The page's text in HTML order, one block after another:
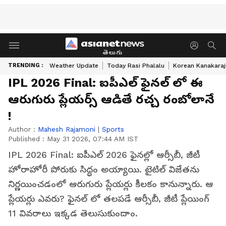
తెలుగు
TRENDING : Weather Update Today Rasi Phalalu Korean
IPL 2026 Final: ఐపీఎల్ ఫైనల్ లో ఈ
ఆరుగురు ప్లేయర్స్ ఆడితే రచ్చ రంబోలానే
!
Author : Mahesh Rajamoni | Sports
Published : May 31 2026, 07:44 AM IST
IPL 2026 Final: ఐపీఎల్ 2026 ఫైనల్లో ఆర్సీబీ, జీటీ
హోరాహోరీ పోరుకు సిద్ధం అయ్యాయి. టైటిల్ విజేతను
నిర్ణయించడంలో ఆరుగురు ప్లేయర్లు కీలకం కానున్నారు. ఆ
ప్లేయర్లు ఎవరు? ఫైనల్ లో తలపడే ఆర్సీబీ, జీటీ ప్లేయింగ్
11 వివరాలు ఇక్కడ తెలుసుకుందాం.